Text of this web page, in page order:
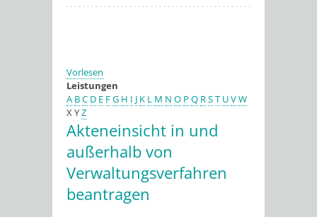
Vorlesen
Leistungen
A BC D E FG H I J K L M N O P Q RST UVW
XYZ
Akteneinsicht in und
außerhalb von
Verwaltungsverfahren
beantragen